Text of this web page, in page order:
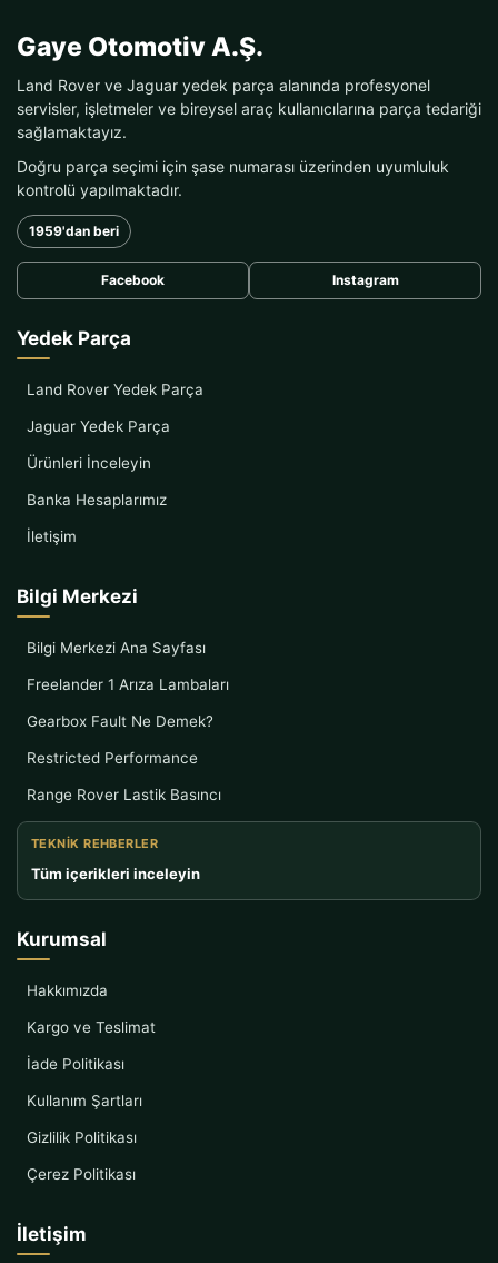
Gaye Otomotiv A.Ş.
Land Rover ve Jaguar yedek parça alanında profesyonel
servisler, işletmeler ve bireysel araç kullanıcılarına parça tedariği
sağlamaktayız.
Doğru parça seçimi için şase numarası üzerinden uyumluluk
kontrolü yapılmaktadır.
1959'dan beri
Facebook Instagram
Yedek Parça
Land Rover Yedek Parça
Jaguar Yedek Parça
Ürünleri İnceleyin
Banka Hesaplarımız
İletişim
Bilgi Merkezi
Bilgi Merkezi Ana Sayfası
Freelander 1 Arıza Lambaları
Gearbox Fault Ne Demek?
Restricted Performance
Range Rover Lastik Basıncı
TEKNIK REHBERLER
Tüm içerikleri inceleyin
Kurumsal
Hakkımızda
Kargo ve Teslimat
İade Politikası
Kullanım Şartları
Gizlilik Politikası
Çerez Politikası
İletişim